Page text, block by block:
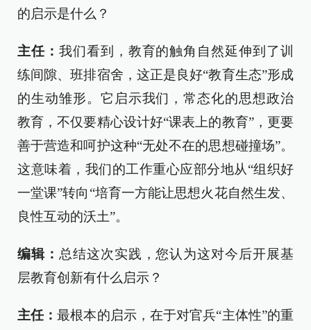
的启示是什么？
主任： 我们看到，教育的触角自然延伸到了训
练间隙、班排宿舍，这正是良好“教育生态”形成
的生动雏形。它启示我们，常态化的思想政治
教育，不仅要精心设计好“课表上的教育”，更要
善于营造和呵护这种“无处不在的思想碰撞场”。
这意味着，我们的工作重心应部分地从“组织好
一堂课”转向“培育一方能让思想火花自然生发、
良性互动的沃土”。
编辑： 总结这次实践，您认为这对今后开展基
层教育创新有什么启示？
主任：最根本的启示，在于对官兵“主体性”的重